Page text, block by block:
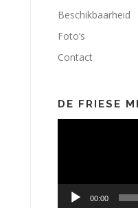
Beschikbaarheid
Foto’s
Contact
DE FRIESE
00:00